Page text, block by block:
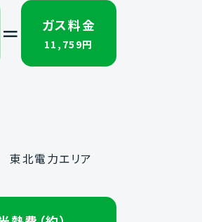
＝ ガス料金
11,759円
東北電力エリア